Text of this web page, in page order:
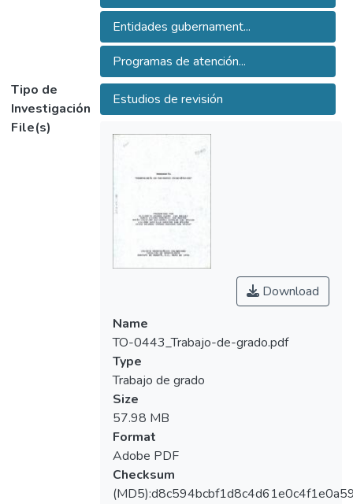
proporcionar información sobre el manejo de
este tipo de población, es crear conciencia
para que incluyan dentro de los programas
académicos una asignatura que proporcione
los elementos para enfrentar este tipo de
pacientes.
Así mismo, queremos dejar una inquietud a
las entidades gubernamentales en el área
de la salud, para creen programas de
atención a este tipo de poblaciones.
Entidades gubernament...
Programas de atención...
Tipo de
Investigación
Estudios de revisión
File(s)
Download
Name
TO-0443_Trabajo-de-grado.pdf
Type
Trabajo de grado
Size
57.98 MB
Format
Adobe PDF
Checksum